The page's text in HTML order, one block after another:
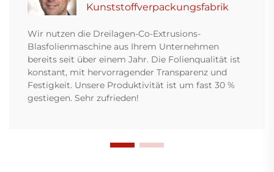
Kunststoffverpackungsfabrik
Wir nutzen die Dreilagen-Co-Extrusions-
Blasfolienmaschine aus Ihrem Unternehmen
bereits seit über einem Jahr. Die Folienqualität ist
konstant, mit hervorragender Transparenz und
Festigkeit. Unsere Produktivität ist um fast 30 %
gestiegen. Sehr zufrieden!